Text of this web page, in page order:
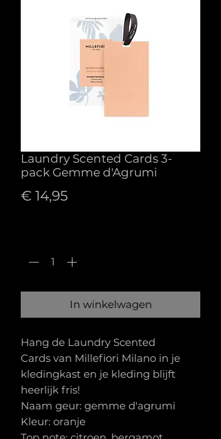
Laundry Scented Cards 3-
pack Gemme d'Agrumi
€ 14,95Prijs
In winkelwagen
Hang de Laundry Scented
Cards van Millefiori Milano in je
kledingkast en je kleding blijft
heerlijk fris!
Naam geur: gemme d'agrumi
Kleur: oranje